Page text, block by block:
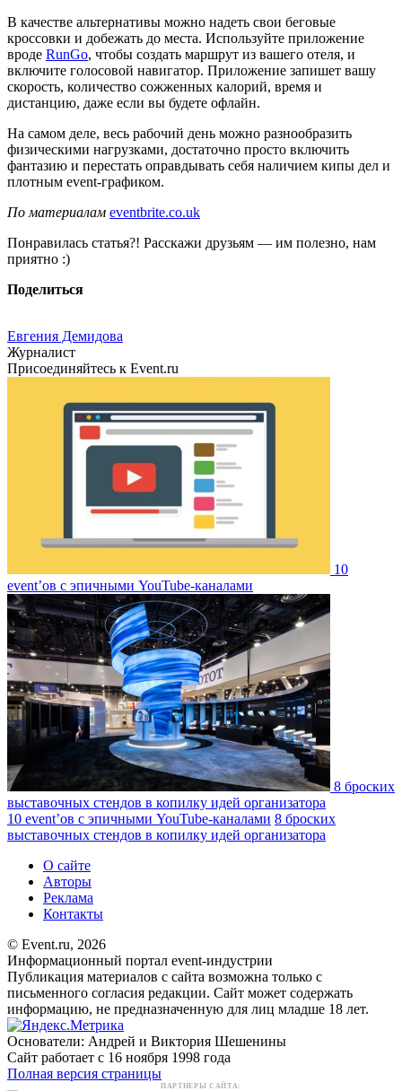
В качестве альтернативы можно надеть свои беговые
кроссовки и добежать до места. Используйте приложение
вроде RunGo, чтобы создать маршрут из вашего отеля, и
включите голосовой навигатор. Приложение запишет вашу
скорость, количество сожженных калорий, время и
дистанцию, даже если вы будете офлайн.
На самом деле, весь рабочий день можно разнообразить
физическими нагрузками, достаточно просто включить
фантазию и перестать оправдывать себя наличием кипы дел и
плотным event-графиком.
По материалам eventbrite.co.uk
Понравилась статья?! Расскажи друзьям — им полезно, нам
приятно :)
Поделиться
Евгения Демидова
Журналист
Присоединяйтесь к Event.ru
10
event’ов с эпичными YouTube-каналами
8 броских
выставочных стендов в копилку идей организатора
10 event’ов с эпичными YouTube-каналами 8 броских
выставочных стендов в копилку идей организатора
О сайте
Авторы
Реклама
Контакты
© Event.ru, 2026
Информационный портал event-индустрии
Публикация материалов с сайта возможна только с
письменного согласия редакции. Сайт может содержать
информацию, не предназначенную для лиц младше 18 лет.
Основатели: Андрей и Виктория Шешенины
Сайт работает с 16 ноября 1998 года
Полная версия страницы
ПАРТНЕРЫ САЙТА: